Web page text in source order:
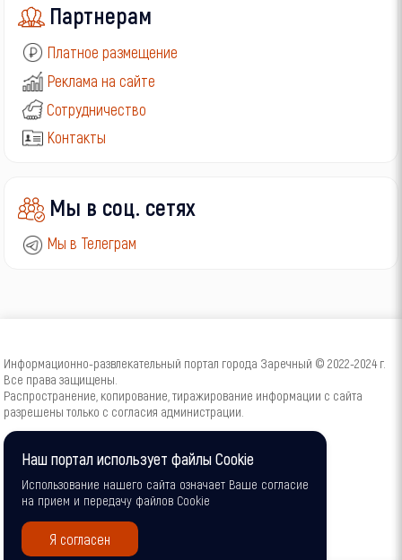
Партнерам
Платное размещение
Реклама на сайте
Сотрудничество
Контакты
Мы в соц. сетях
Мы в Телеграм
Информационно-развлекательный портал города Заречный © 2022-2024 г.
Все права защищены.
Распространение, копирование, тиражирование информации с сайта
разрешены только с согласия администрации.
16+Наш портал использует файлы Cookie
Использование нашего сайта означает Ваше согласие
на прием и передачу файлов Cookie
Я согласен